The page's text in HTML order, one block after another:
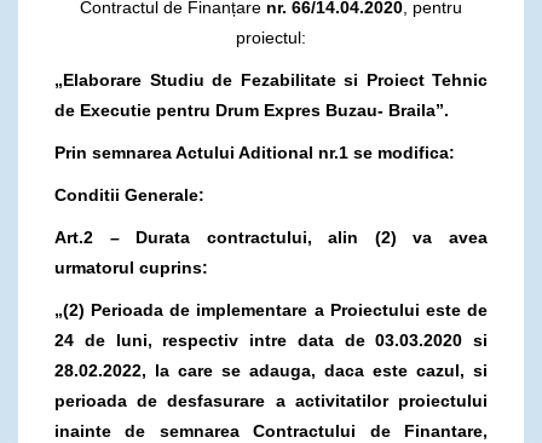
Contractul de Finanțare nr. 66/14.04.2020 , pentru
proiectul:
„Elaborare Studiu de Fezabilitate si Proiect Tehnic
de Executie pentru Drum Expres Buzau- Braila”.
Prin semnarea Actului Aditional nr.1 se modifica:
Conditii Generale:
Art.2 – Durata contractului, alin (2) va avea
urmatorul cuprins:
„(2) Perioada de implementare a Proiectului este de
24 de luni, respectiv intre data de 03.03.2020 si
28.02.2022, la care se adauga, daca este cazul, si
perioada de desfasurare a activitatilor proiectului
inainte de semnarea Contractului de Finantare,